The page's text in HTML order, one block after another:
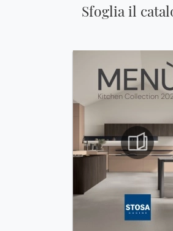
Sfoglia il